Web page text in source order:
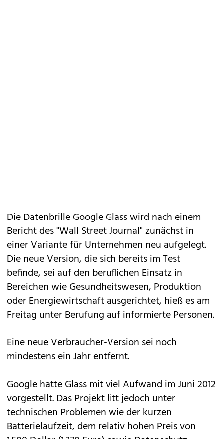
Die Datenbrille Google Glass wird nach einem
Bericht des "Wall Street Journal" zunächst in
einer Variante für Unternehmen neu aufgelegt.
Die neue Version, die sich bereits im Test
befinde, sei auf den beruflichen Einsatz in
Bereichen wie Gesundheitswesen, Produktion
oder Energiewirtschaft ausgerichtet, hieß es am
Freitag unter Berufung auf informierte Personen.
Eine neue Verbraucher-Version sei noch
mindestens ein Jahr entfernt.
Google hatte Glass mit viel Aufwand im Juni 2012
vorgestellt. Das Projekt litt jedoch unter
technischen Problemen wie der kurzen
Batterielaufzeit, dem relativ hohen Preis von